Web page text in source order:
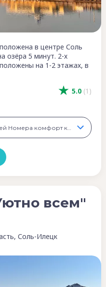
5.0 (1)
в центре Соль
озёра 5 минут. 2-х
на 1-2 этажах, в
07.08.2026 - 16.08.2026, 10 дней Номера комфорт класса, 21 590 ₽
всем"
Соль-Илецк